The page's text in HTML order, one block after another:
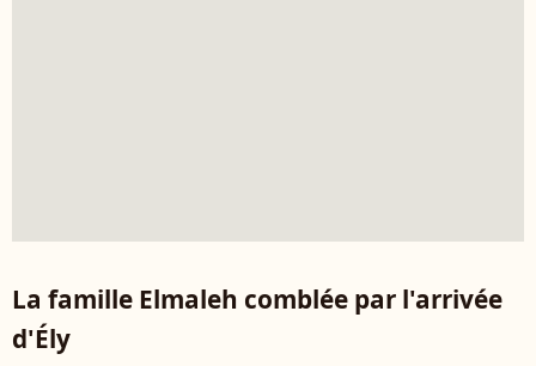
La famille Elmaleh comblée par l'arrivée
d'Ély